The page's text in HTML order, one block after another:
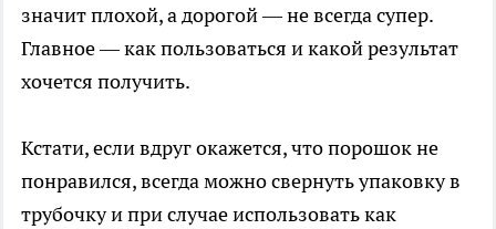
значит плохой, а дорогой — не всегда супер.
Главное — как пользоваться и какой результат
хочется получить.
Кстати, если вдруг окажется, что порошок не
понравился, всегда можно свернуть упаковку в
трубочку и при случае использовать как